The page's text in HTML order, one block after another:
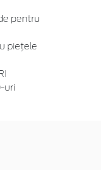
pentru
piețele
uri